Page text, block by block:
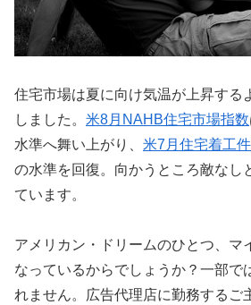
住宅市場は夏に向け気温が上昇する
しました。 米8月NAHB住宅市場指数
水準へ舞い上がり、 米7月住宅着工
の水準を回復。向かうところ敵なし
ています。
アメリカン・ドリームのひとつ、マ
なっているからでしょうか？一部で
れません。広告代理店に勤務するご